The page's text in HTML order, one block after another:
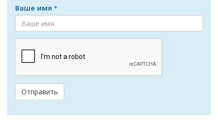
Ваше имя *
Отправить